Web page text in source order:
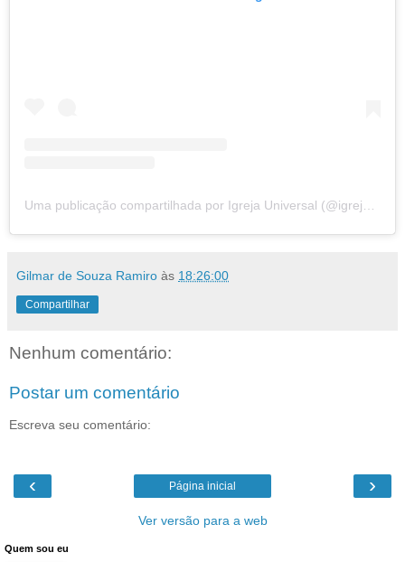
Uma publicação compartilhada por Igreja Universal (@igrejauniversal)
Gilmar de Souza Ramiro às 18:26:00
Compartilhar
Nenhum comentário:
Postar um comentário
Escreva seu comentário:
‹ ›
Página inicial
Ver versão para a web
Quem sou eu